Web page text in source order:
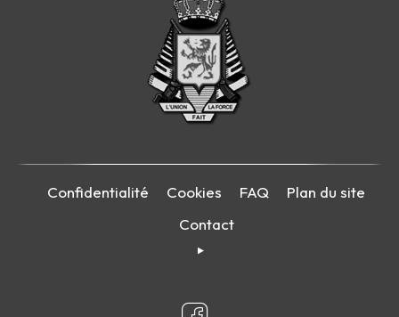
Confidentialité Cookies FAQ
Plan du site
Contact